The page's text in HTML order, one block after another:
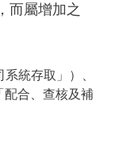
而屬增加之
統存取」）、
配合、查核及補